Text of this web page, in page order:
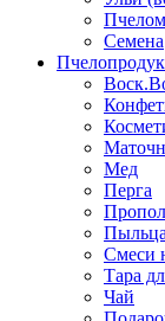
Семена
Мед
Перга
Пыльца
Смеси
Тара
Чай